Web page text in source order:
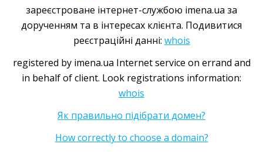
зареєстроване інтернет-службою imena.ua за
дорученням та в інтересах клієнта. Подивитися
реєстраційні данні: whois
registered by imena.ua Internet service on errand and
in behalf of client. Look registrations information:
whois
Як правильно підібрати домен?
How correctly to choose a domain?